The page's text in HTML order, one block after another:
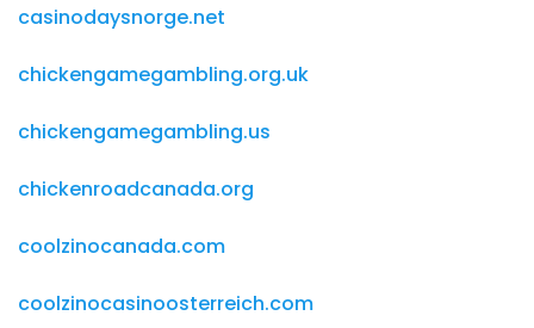
casinodaysnorge.net
chickengamegambling.org.uk
chickengamegambling.us
chickenroadcanada.org
coolzinocanada.com
coolzinocasinoosterreich.com